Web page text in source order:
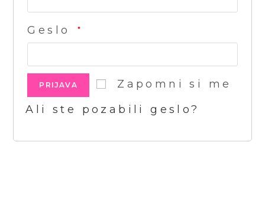
Geslo *
Zapomni si me
PRIJAVA
Ali ste pozabili geslo?